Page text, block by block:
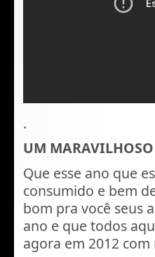
.
UM
Que esse ano que
consumido e bem
bom pra você seus
ano e que todos
agora em 2012